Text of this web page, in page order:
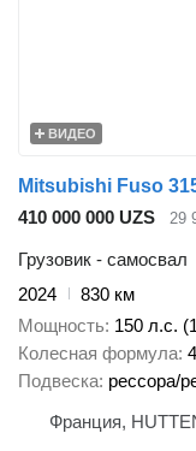
ВИДЕО
Mitsubishi Fuso
410 000 000 UZS
29
Грузовик - самосвал
2024
830 км
Мощность 150 л.с.
Колесная формула
Подвеска рессора/
Франция,